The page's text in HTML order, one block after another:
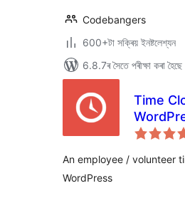
Codebangers
600+টা সক্ৰিয় ইনষ্টলেশ্যন
6.8.7ৰ সৈতে পৰীক্ষা কৰা হৈছে
Time
Clock
An employee / volunteer
WordPress